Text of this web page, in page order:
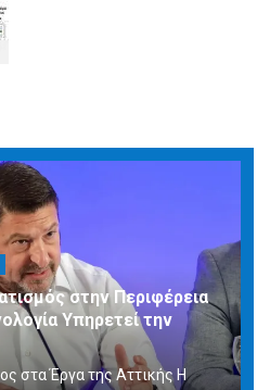
στην Περιφέρεια
Υπηρετεί την
στα Έργα της Αττικής Η